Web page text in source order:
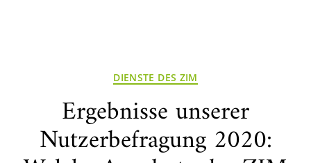
Kategorien
DIENSTE DES ZIM
Ergebnisse unserer
Nutzerbefragung 2020: